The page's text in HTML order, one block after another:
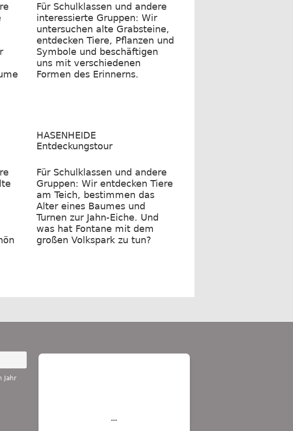
Für Schulklassen und andere
interessierte Gruppen: Wir
untersuchen alte Grabsteine,
entdecken Tiere, Pflanzen und
Symbole und beschäftigen
uns mit verschiedenen
Formen des Erinnerns.
HASENHEIDE
Entdeckungstour
Für Schulklassen und andere
Gruppen: Wir entdecken Tiere
am Teich, bestimmen das
Alter eines Baumes und
Turnen zur Jahn-Eiche. Und
was hat Fontane mit dem
großen Volkspark zu tun?
Jahr